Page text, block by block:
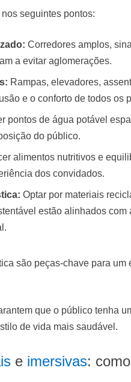
seguintes pontos:
Corredores amplos,
a evitar aglomerações.
Rampas, elevadores,
e o conforto de todos os
pontos de água potável
do público.
alimentos nutritivos e
dos convidados.
Optar por materiais
estão alinhados com
são peças-chave para
que o público tenha
de vida mais saudável.
e imersivas: